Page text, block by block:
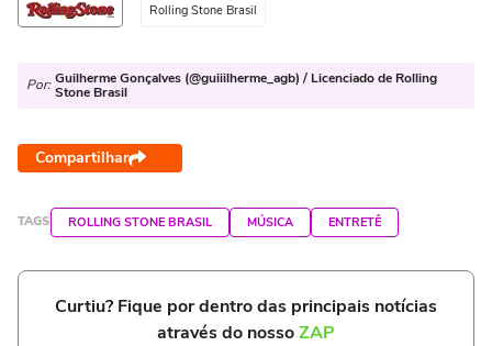
Rolling Stone Brasil
Por: Guilherme Gonçalves (@guiiilherme_agb) / Licenciado de Rolling
Stone Brasil
Compartilhar
TAGS ROLLING STONE BRASIL MÚSICA ENTRETÊ
Curtiu? Fique por dentro das principais notícias
através do nossoZAP